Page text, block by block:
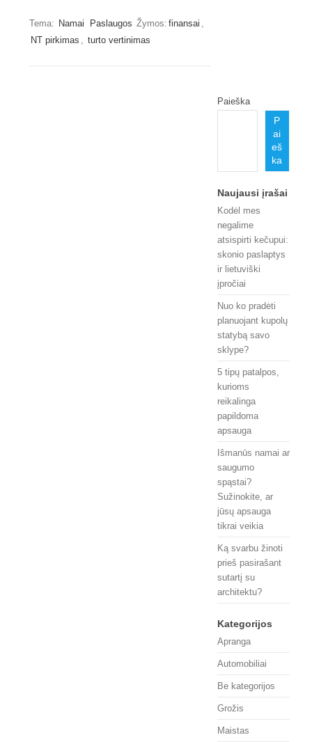
Tema: Namai Paslaugos Žymos: finansai ,
NT pirkimas , turto vertinimas
Paieška
P
ai
eš
ka
Naujausi įrašai
Kodėl mes
negalime
atsispirti kečupui:
skonio paslaptys
ir lietuviški
įpročiai
Nuo ko pradėti
planuojant kupolų
statybą savo
sklype?
5 tipų patalpos,
kurioms
reikalinga
papildoma
apsauga
Išmanūs namai ar
saugumo
spąstai?
Sužinokite, ar
jūsų apsauga
tikrai veikia
Ką svarbu žinoti
prieš pasirašant
sutartį su
architektu?
Kategorijos
Apranga
Automobiliai
Be kategorijos
Grožis
Maistas